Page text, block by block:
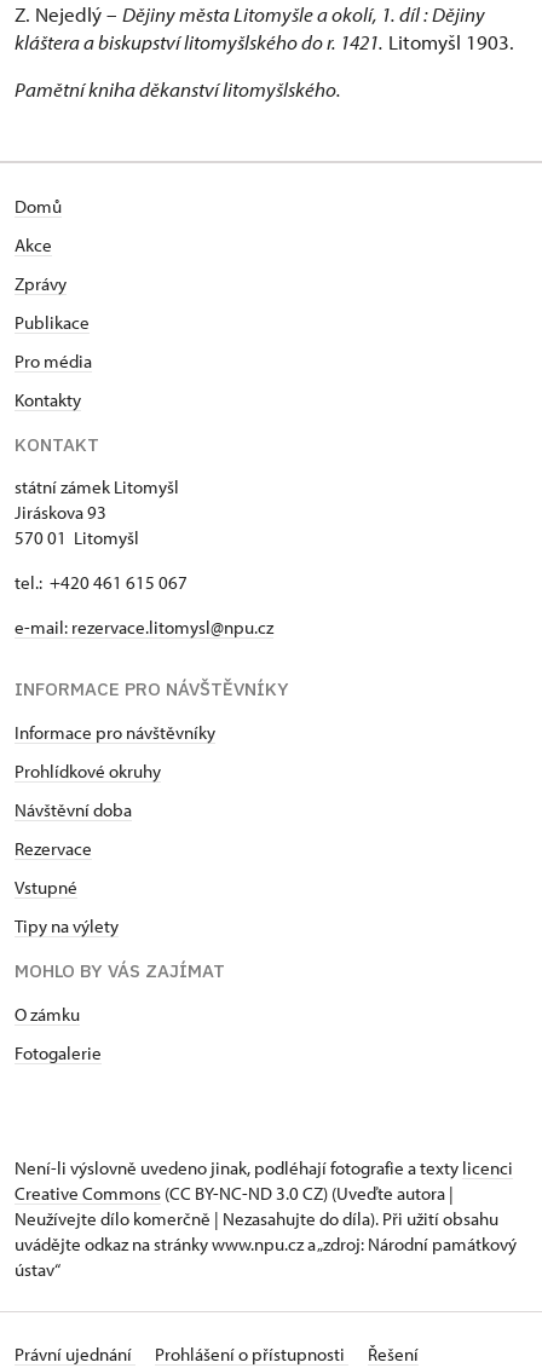
Z. Nejedlý – Dějiny města Litomyšle a okolí, 1. díl : Dějiny
kláštera a biskupství litomyšlského do r. 1421. Litomyšl 1903.
Pamětní kniha děkanství litomyšlského.
Domů
Akce
Zprávy
Publikace
Pro média
Kontakty
KONTAKT
státní zámek Litomyšl
Jiráskova 93
570 01 Litomyšl
tel.: +420 461 615 067
e-mail: rezervace.litomysl@npu.cz
INFORMACE PRO NÁVŠTĚVNÍKY
Informace pro návštěvníky
Prohlídkové okruhy
Návštěvní doba
Rezervace
Vstupné
Tipy na výlety
MOHLO BY VÁS ZAJÍMAT
O zámku
Fotogalerie
Není-li výslovně uvedeno jinak, podléhají fotografie a texty licenci
Creative Commons (CC BY-NC-ND 3.0 CZ) (Uveďte autora |
Neužívejte dílo komerčně | Nezasahujte do díla). Při užití obsahu
uvádějte odkaz na stránky www.npu.cz a „zdroj: Národní památkový
ústav“
Právní ujednání Prohlášení o přístupnosti Řešení